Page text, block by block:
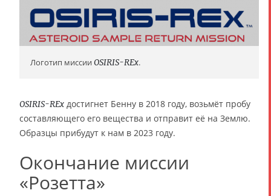
Логотип миссии OSIRIS-REx.
OSIRIS-REx достигнет Бенну в 2018 году, возьмёт пробу
составляющего его вещества и отправит её на Землю.
Образцы прибудут к нам в 2023 году.
Окончание миссии
«Розетта»